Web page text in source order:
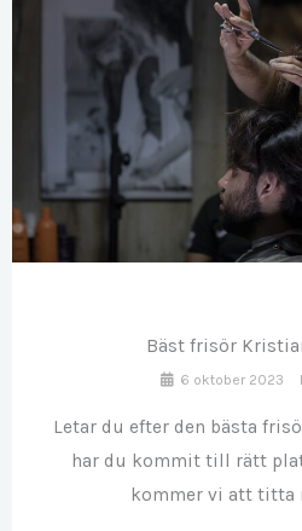
OKT
Bäst frisör
6 oktober 2023
Letar du efter den bästa
har du kommit till rätt
kommer vi att titta